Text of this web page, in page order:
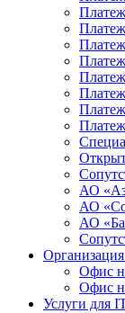
АО
АО
АО
Офис
Офис
Услуги для